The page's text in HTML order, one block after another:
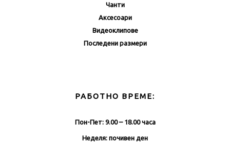
Чанти
Аксесоари
Видеоклипове
Последени размери
РАБОТНО ВРЕМЕ:
Пон-Пет: 9.00 – 18.00 часа
Неделя: почивен ден